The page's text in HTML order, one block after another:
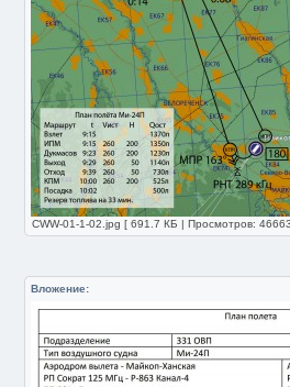
CWW-01-1-02.jpg [ 691.7 КБ | Просмотров:
Вложение: